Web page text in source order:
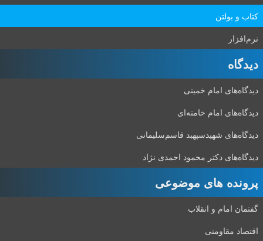
کتاب و بولتن
نرم‌افزار
دیدگاه‌
دیدگاه‌های امام خمینی
دیدگاه‌های امام خامنه‌ای
دیدگاه‌های شهید‌سپهبد قاسم‌سلیمانی
دیدگاه‌های دکتر محمود احمدی نژاد
پرونده های موضوعی
گفتمان امام و انقلاب
اقتصاد مقاومتی